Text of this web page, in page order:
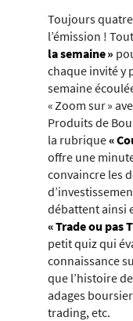
Toujours
l’émission !
la semaine »
chaque invité y
semaine
« Zoom sur »
Produits de
la rubrique«
offre une
convaincre les
débattent ainsi
« Trade ou pas
petit quiz qui
connaissance
que l’histoire
adages
trading, etc.